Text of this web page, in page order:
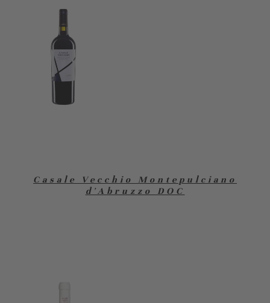
Casale Vecchio Montepulciano
d'Abruzzo DOC